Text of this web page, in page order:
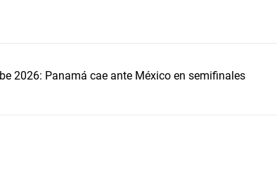
2026: Panamá cae ante México en semifinales